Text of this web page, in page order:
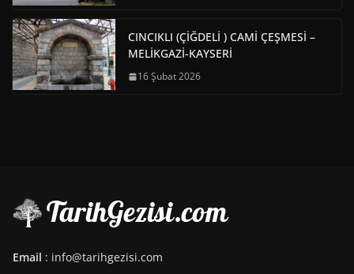
CINCIKLI (ÇİĞDELİ ) CAMİ ÇEŞMESİ –
MELİKGAZİ-KAYSERİ
16 Şubat 2026
Email : info@tarihgezisi.com